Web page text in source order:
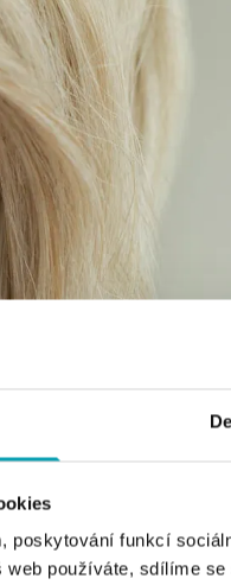
poskytování funkcí
používáte, sdílíme